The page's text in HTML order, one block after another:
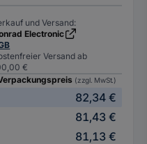
und Versand:
Electronic
Versand ab
€
(zzgl. MwSt.)
82,34 €
81,43 €
81,13 €